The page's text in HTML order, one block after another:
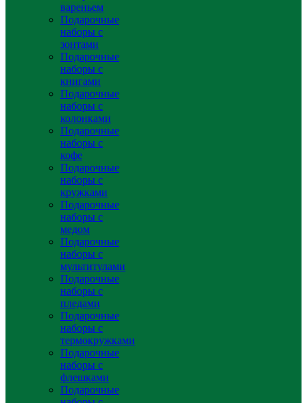
вареньем
Подарочные
наборы с
зонтами
Подарочные
наборы с
книгами
Подарочные
наборы с
колонками
Подарочные
наборы с
кофе
Подарочные
наборы с
кружками
Подарочные
наборы с
медом
Подарочные
наборы с
мультитулами
Подарочные
наборы с
пледами
Подарочные
наборы с
термокружками
Подарочные
наборы с
флешками
Подарочные